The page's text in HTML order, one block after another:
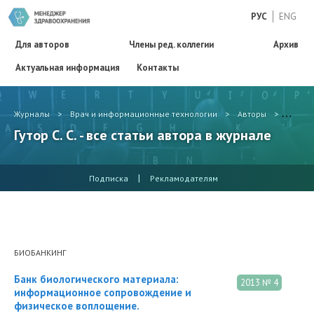
РУС ENG
Для авторов Члены ред. коллегии
Архив
Актуальная информация
Контакты
Журналы > Врач и информационные технологии > Авторы > Гутор
Гутор C. С. - все статьи автора в журнале
Подписка | Рекламодателям
БИОБАНКИНГ
2013 № 4
Банк биологического материала:
информационное сопровождение и
физическое воплощение.